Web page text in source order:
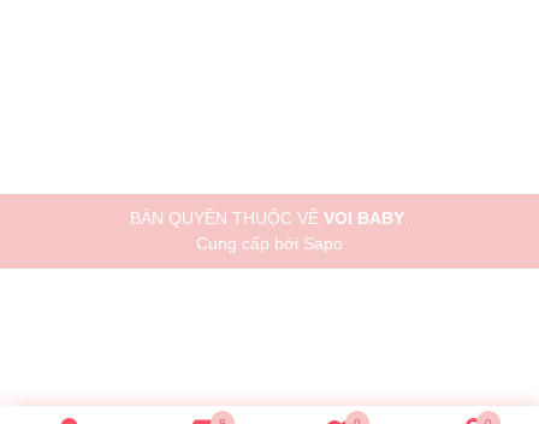
BẢN QUYỀN THUỘC VỀ VOI BABY
Cung cấp bởi Sapo